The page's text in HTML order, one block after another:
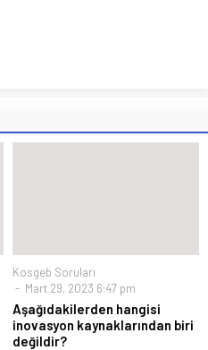
Kosgeb Soruları
Mart 29, 2023 6:47 pm
Aşağıdakilerden hangisi
inovasyon kaynaklarından biri
değildir?